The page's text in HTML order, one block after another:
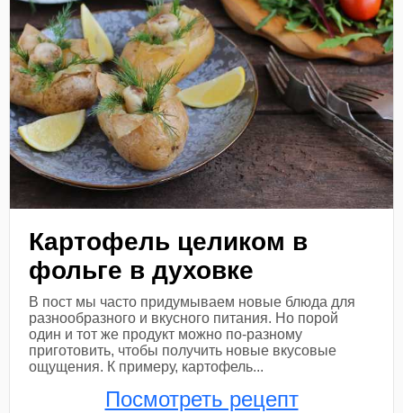
Картофель целиком в
фольге в духовке
В пост мы часто придумываем новые блюда для
разнообразного и вкусного питания. Но порой
один и тот же продукт можно по-разному
приготовить, чтобы получить новые вкусовые
ощущения. К примеру, картофель...
Посмотреть рецепт